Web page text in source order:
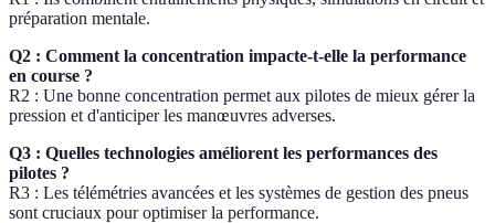
préparation mentale.
Q2 : Comment la concentration impacte-t-elle la performance
en course ?
R2 : Une bonne concentration permet aux pilotes de mieux gérer la
pression et d'anticiper les manœuvres adverses.
Q3 : Quelles technologies améliorent les performances des
pilotes ?
R3 : Les télémétries avancées et les systèmes de gestion des pneus
sont cruciaux pour optimiser la performance.